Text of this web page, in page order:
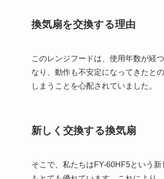
換気扇を交換する理由
このレンジフードは、使用年数が経
なり、動作も不安定になってきたと
しまうことを心配されていました。
新しく交換する換気扇
そこで、私たちはFY-60HF5という